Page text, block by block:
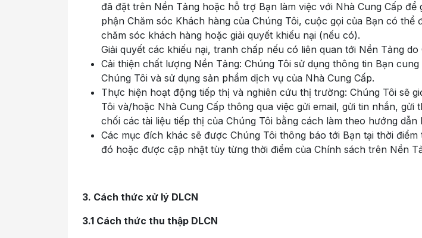
đã đặt trên Nền Tảng hoặc hỗ trợ Bạn làm việc với Nhà Cung Cấp
phận Chăm sóc Khách hàng của Chúng Tôi, cuộc gọi của Bạn có
chăm sóc khách hàng hoặc giải quyết khiếu nại (nếu có).
Giải quyết các khiếu nại, tranh chấp nếu có liên quan tới Nền Tảng
Cải thiện chất lượng Nền Tảng: Chúng Tôi sử dụng thông tin Bạn
Chúng Tôi và sử dụng sản phẩm dịch vụ của Nhà Cung Cấp.
Thực hiện hoạt động tiếp thị và nghiên cứu thị trường: Chúng Tôi sẽ
Tôi và/hoặc Nhà Cung Cấp thông qua việc gửi email, gửi tin nhắn,
chối các tài liệu tiếp thị của Chúng Tôi bằng cách làm theo hướng
Các mục đích khác sẽ được Chúng Tôi thông báo tới Bạn tại thời
đó hoặc được cập nhật tùy từng thời điểm của Chính sách trên Nền
3. Cách thức xử lý DLCN
3.1 Cách thức thu thập DLCN